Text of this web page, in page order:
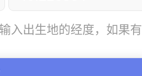
入出生地的经度，如果有